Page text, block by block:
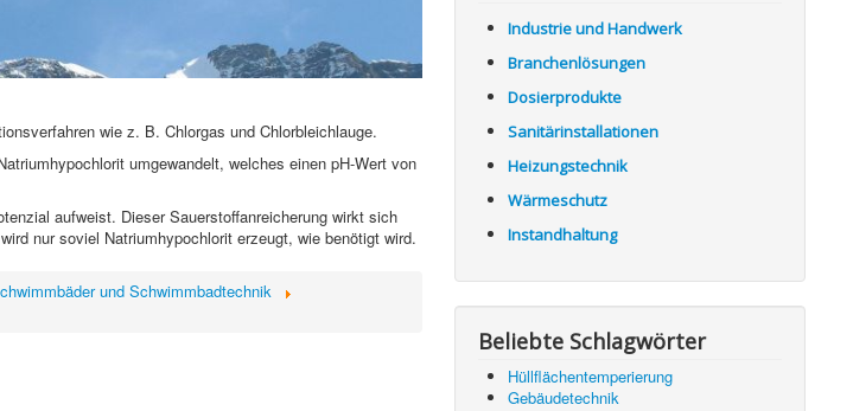
wie z. B. Chlorgas und Chlorbleichlauge.
umgewandelt, welches einen pH-Wert von
aufweist. Dieser Sauerstoffanreicherung wirkt sich
nur soviel Natriumhypochlorit erzeugt, wie benötigt wird.
und Schwimmbadtechnik
Industrie und Handwerk
Branchenlösungen
Dosierprodukte
Sanitärinstallationen
Heizungstechnik
Wärmeschutz
Instandhaltung
Beliebte Schlagwörter
Hüllflächentemperierung
Gebäudetechnik